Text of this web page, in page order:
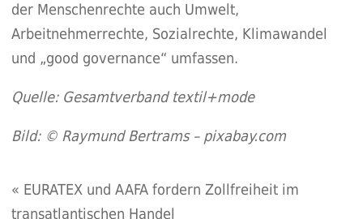
der Menschenrechte auch Umwelt,
Arbeitnehmerrechte, Sozialrechte, Klimawandel
und „good governance“ umfassen.
Quelle: Gesamtverband textil+mode
Bild: © Raymund Bertrams – pixabay.com
« EURATEX und AAFA fordern Zollfreiheit im
transatlantischen Handel